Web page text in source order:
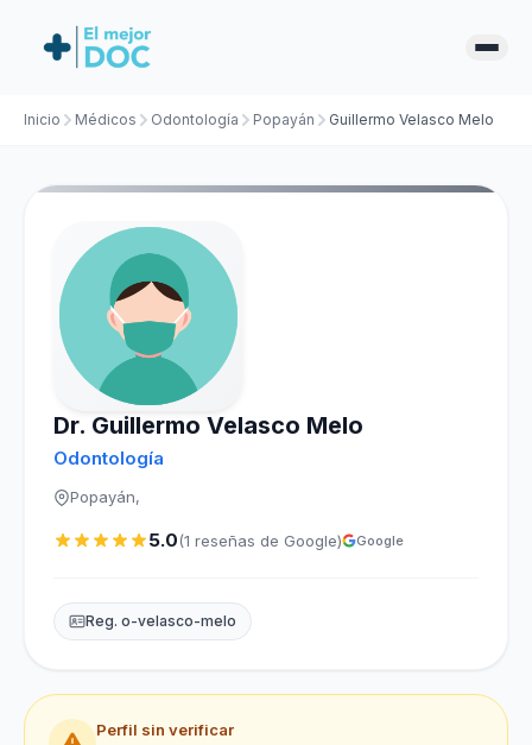
Inicio Médicos Odontología Popayán Guillermo Velasco Melo
Dr. Guillermo Velasco Melo
Odontología
Popayán,
5.0(1 reseñas de Google) Google
Reg. o-velasco-melo
Perfil sin verificar